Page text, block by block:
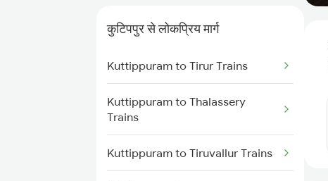
Kuttippuram to Shoranur Trains
Kuttippuram to Parappanangadi
Trains
Kuttippuram to Koyilandy Trains
Kuttippuram to Kanhangad
Trains
कुटिपपुर से लोकप्रिय मार्ग
Kuttippuram to Tirur Trains
Kuttippuram to Thalassery
Trains
Kuttippuram to Tiruvallur Trains